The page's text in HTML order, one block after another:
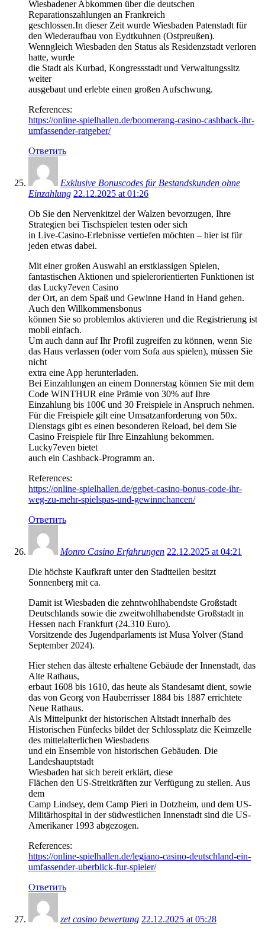
Wiesbadener Abkommen über die deutschen
Reparationszahlungen an Frankreich
geschlossen.In dieser Zeit wurde Wiesbaden Patenstadt für
den Wiederaufbau von Eydtkuhnen (Ostpreußen).
Wenngleich Wiesbaden den Status als Residenzstadt verloren
hatte, wurde
die Stadt als Kurbad, Kongressstadt und Verwaltungssitz
weiter
ausgebaut und erlebte einen großen Aufschwung.
References:
https://online-spielhallen.de/boomerang-casino-cashback-ihr-
umfassender-ratgeber/
Ответить
Exklusive Bonuscodes für Bestandskunden ohne
Einzahlung 22.12.2025 at 01:26
Ob Sie den Nervenkitzel der Walzen bevorzugen, Ihre
Strategien bei Tischspielen testen oder sich
in Live-Casino-Erlebnisse vertiefen möchten – hier ist für
jeden etwas dabei.
Mit einer großen Auswahl an erstklassigen Spielen,
fantastischen Aktionen und spielerorientierten Funktionen ist
das Lucky7even Casino
der Ort, an dem Spaß und Gewinne Hand in Hand gehen.
Auch den Willkommensbonus
können Sie so problemlos aktivieren und die Registrierung ist
mobil einfach.
Um auch dann auf Ihr Profil zugreifen zu können, wenn Sie
das Haus verlassen (oder vom Sofa aus spielen), müssen Sie
nicht
extra eine App herunterladen.
Bei Einzahlungen an einem Donnerstag können Sie mit dem
Code WINTHUR eine Prämie von 30% auf Ihre
Einzahlung bis 100€ und 30 Freispiele in Anspruch nehmen.
Für die Freispiele gilt eine Umsatzanforderung von 50x.
Dienstags gibt es einen besonderen Reload, bei dem Sie
Casino Freispiele für Ihre Einzahlung bekommen.
Lucky7even bietet
auch ein Cashback-Programm an.
References:
https://online-spielhallen.de/ggbet-casino-bonus-code-ihr-
weg-zu-mehr-spielspas-und-gewinnchancen/
Ответить
Monro Casino Erfahrungen 22.12.2025 at 04:21
Die höchste Kaufkraft unter den Stadtteilen besitzt
Sonnenberg mit ca.
Damit ist Wiesbaden die zehntwohlhabendste Großstadt
Deutschlands sowie die zweitwohlhabendste Großstadt in
Hessen nach Frankfurt (24.310 Euro).
Vorsitzende des Jugendparlaments ist Musa Yolver (Stand
September 2024).
Hier stehen das älteste erhaltene Gebäude der Innenstadt, das
Alte Rathaus,
erbaut 1608 bis 1610, das heute als Standesamt dient, sowie
das von Georg von Hauberrisser 1884 bis 1887 errichtete
Neue Rathaus.
Als Mittelpunkt der historischen Altstadt innerhalb des
Historischen Fünfecks bildet der Schlossplatz die Keimzelle
des mittelalterlichen Wiesbadens
und ein Ensemble von historischen Gebäuden. Die
Landeshauptstadt
Wiesbaden hat sich bereit erklärt, diese
Flächen den US-Streitkräften zur Verfügung zu stellen. Aus
dem
Camp Lindsey, dem Camp Pieri in Dotzheim, und dem US-
Militärhospital in der südwestlichen Innenstadt sind die US-
Amerikaner 1993 abgezogen.
References:
https://online-spielhallen.de/legiano-casino-deutschland-ein-
umfassender-uberblick-fur-spieler/
Ответить
zet casino bewertung 22.12.2025 at 05:28